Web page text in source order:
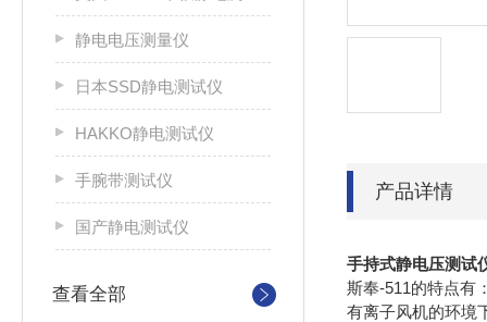
静电电压测量仪
日本SSD静电测试仪
HAKKO静电测试仪
手腕带测试仪
国产静电测试仪
查看全部
产品详情
手持式静电压测试
斯奉-511的特点有
有离子风机的环境